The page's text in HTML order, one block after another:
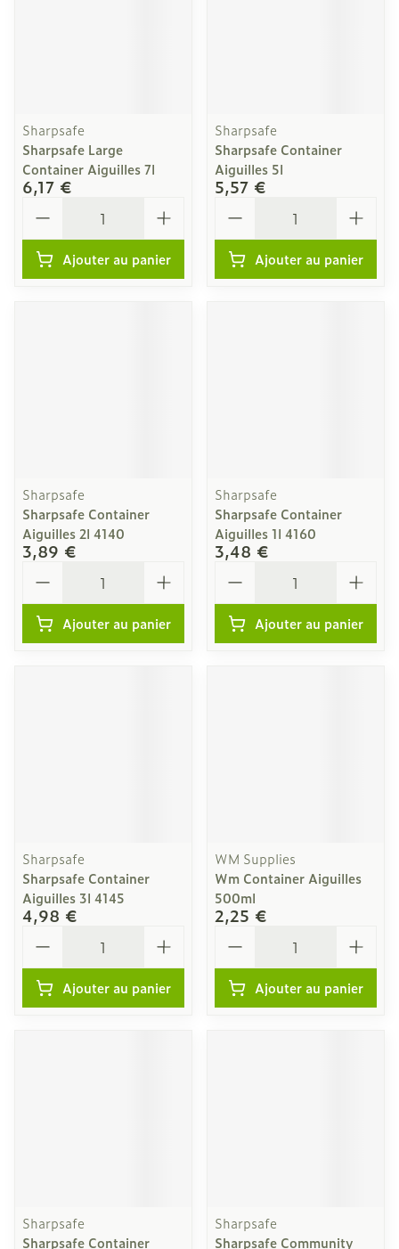
Sharpsafe
Sharpsafe Large
Container Aiguilles 7l
6,17 €
Ajouter au panier
Sharpsafe
Sharpsafe Container
Aiguilles 5l
5,57 €
Ajouter au panier
Sharpsafe
Sharpsafe Container
Aiguilles 2l 4140
3,89 €
Ajouter au panier
Sharpsafe
Sharpsafe Container
Aiguilles 1l 4160
3,48 €
Ajouter au panier
Sharpsafe
Sharpsafe Container
Aiguilles 3l 4145
4,98 €
Ajouter au panier
WM Supplies
Wm Container Aiguilles
500ml
2,25 €
Ajouter au panier
Sharpsafe
Sharpsafe Container
Sharpsafe
Sharpsafe Community